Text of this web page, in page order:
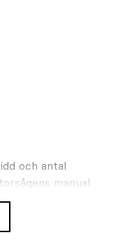
och antal
manual